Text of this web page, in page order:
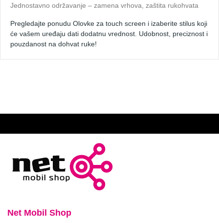
Jednostavno održavanje – zamena vrhova, zaštita rukohvata
Pregledajte ponudu Olovke za touch screen i izaberite stilus koji
će vašem uređaju dati dodatnu vrednost. Udobnost, preciznost i
pouzdanost na dohvat ruke!
Net Mobil Shop